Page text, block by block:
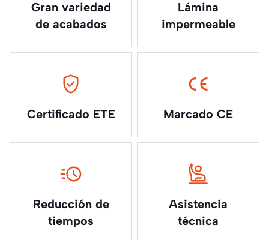
Gran variedad
de acabados
Lámina
impermeable
Certificado ETE Marcado CE
Reducción de
tiempos
Asistencia
técnica